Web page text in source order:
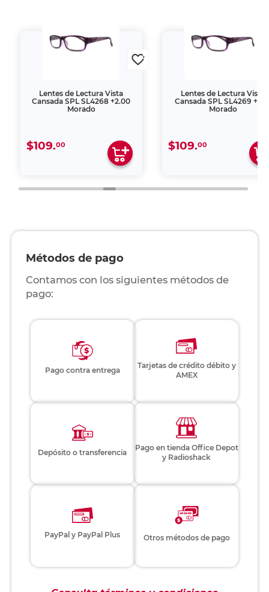
Lentes de Lectura Vista
Cansada SPL SL4268 +2.00
Morado
$109.00
Lentes de Lectura Vista
Cansada SPL SL4269
Morado
$109.00
Métodos de pago
Contamos con los siguientes métodos de
pago:
Pago contra entrega
Tarjetas de crédito débito y
AMEX
Depósito o transferencia
Pago en tienda Office Depot
y Radioshack
PayPal y PayPal Plus Otros métodos de pago